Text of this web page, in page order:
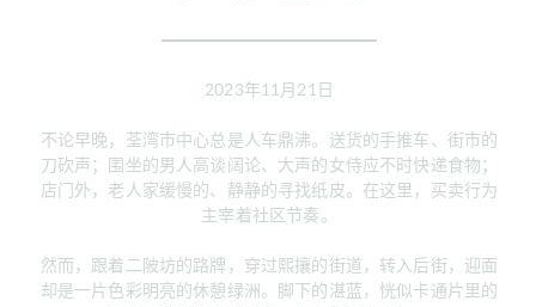
2023年11月21日
不论早晚，荃湾市中心总是人车鼎沸。送货的手推车、街市的
刀砍声；围坐的男人高谈阔论、大声的女侍应不时快递食物；
店门外，老人家缓慢的、静静的寻找纸皮。在这里，买卖行为
主宰着社区节奏。
然而，跟着二陂坊的路牌，穿过熙攘的街道，转入后街，迎面
却是一片色彩明亮的休憩绿洲。脚下的湛蓝，恍似卡通片里的